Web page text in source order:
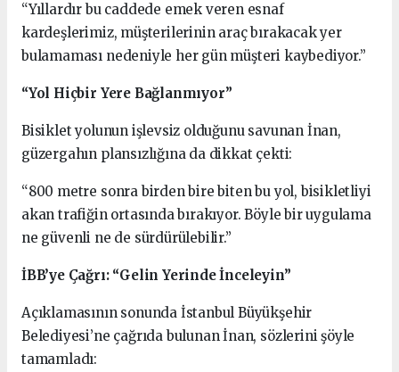
“Yıllardır bu caddede emek veren esnaf
kardeşlerimiz, müşterilerinin araç bırakacak yer
bulamaması nedeniyle her gün müşteri kaybediyor.”
“Yol Hiçbir Yere Bağlanmıyor”
Bisiklet yolunun işlevsiz olduğunu savunan İnan,
güzergahın plansızlığına da dikkat çekti:
“800 metre sonra birden bire biten bu yol, bisikletliyi
akan trafiğin ortasında bırakıyor. Böyle bir uygulama
ne güvenli ne de sürdürülebilir.”
İBB’ye Çağrı: “Gelin Yerinde İnceleyin”
Açıklamasının sonunda İstanbul Büyükşehir
Belediyesi’ne çağrıda bulunan İnan, sözlerini şöyle
tamamladı: